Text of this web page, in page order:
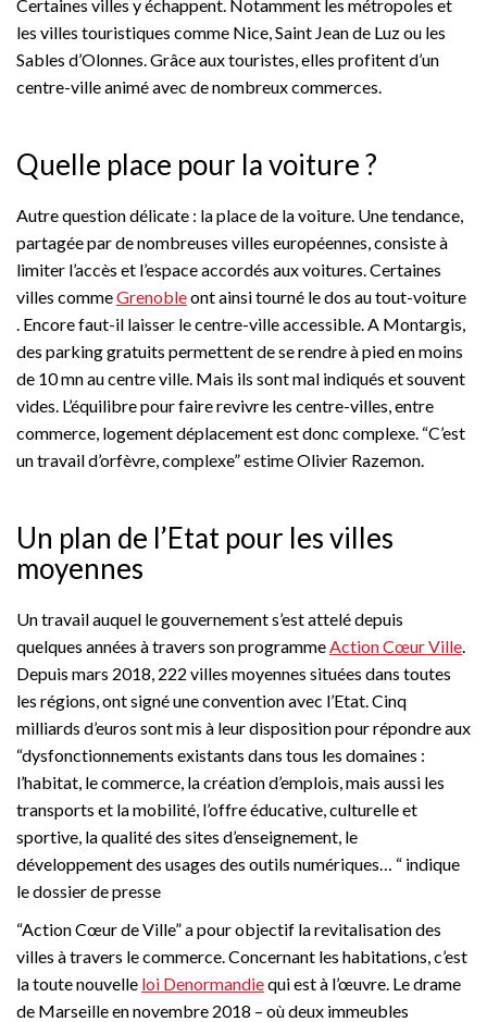
Certaines villes y échappent. Notamment les métropoles et
les villes touristiques comme Nice, Saint Jean de Luz ou les
Sables d’Olonnes. Grâce aux touristes, elles profitent d’un
centre-ville animé avec de nombreux commerces.
Quelle place pour la voiture ?
Autre question délicate : la place de la voiture. Une tendance,
partagée par de nombreuses villes européennes, consiste à
limiter l’accès et l’espace accordés aux voitures. Certaines
villes commeGrenobleont ainsi tourné le dos au tout-voiture
. Encore faut-il laisser le centre-ville accessible. A Montargis,
des parking gratuits permettent de se rendre à pied en moins
de 10 mn au centre ville. Mais ils sont mal indiqués et souvent
vides. L’équilibre pour faire revivre les centre-villes, entre
commerce, logement déplacement est donc complexe. “C’est
un travail d’orfèvre, complexe” estime Olivier Razemon.
Un plan de l’Etat pour les villes
moyennes
Un travail auquel le gouvernement s’est attelé depuis
quelques années à travers son programmeAction Cœur Ville.
Depuis mars 2018, 222 villes moyennes situées dans toutes
les régions, ont signé une convention avec l’Etat. Cinq
milliards d’euros sont mis à leur disposition pour répondre aux
“dysfonctionnements existants dans tous les domaines :
l’habitat, le commerce, la création d’emplois, mais aussi les
transports et la mobilité, l’offre éducative, culturelle et
sportive, la qualité des sites d’enseignement, le
développement des usages des outils numériques… “ indique
le dossier de presse
“Action Cœur de Ville” a pour objectif la revitalisation des
villes à travers le commerce. Concernant les habitations, c’est
la toute nouvelle loi Denormandiequi est à l’œuvre. Le drame
de Marseille en novembre 2018 – où deux immeubles